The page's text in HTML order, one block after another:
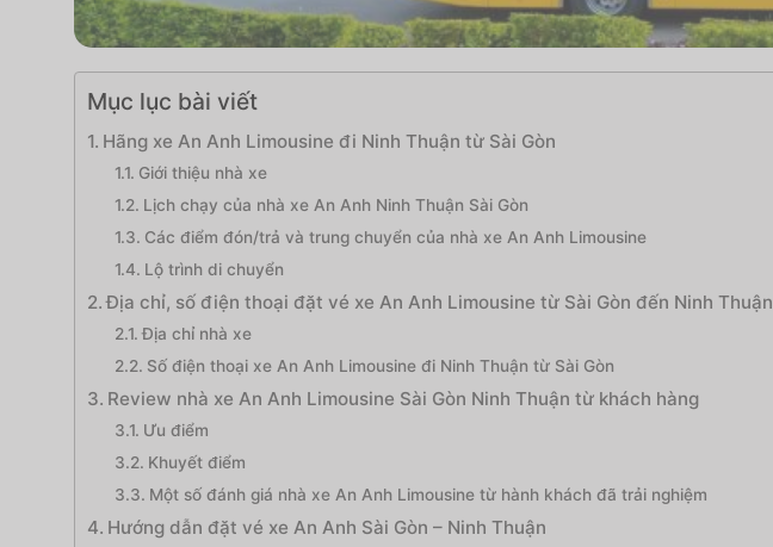
Mục lục bài viết
Hãng xe An Anh Limousine đi Ninh Thuận từ Sài Gòn
Giới thiệu nhà xe
Lịch chạy của nhà xe An Anh Ninh Thuận Sài Gòn
Các điểm đón/trả và trung chuyển của nhà xe An Anh Limousine
Lộ trình di chuyển
Địa chỉ, số điện thoại đặt vé xe An Anh Limousine từ Sài Gòn đến Ninh Thuận
Địa chỉ nhà xe
Số điện thoại xe An Anh Limousine đi Ninh Thuận từ Sài Gòn
Review nhà xe An Anh Limousine Sài Gòn Ninh Thuận từ khách hàng
Ưu điểm
Khuyết điểm
Một số đánh giá nhà xe An Anh Limousine từ hành khách đã trải nghiệm
Hướng dẫn đặt vé xe An Anh Sài Gòn – Ninh Thuận